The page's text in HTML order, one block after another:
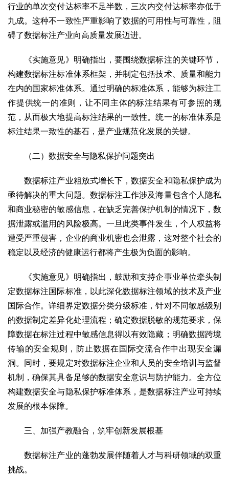
行业的单次交付达标率不足半数，三次内交付达标率亦低于
九成。这种不一致性严重影响了数据的可用性与可靠性，阻
碍了数据标注产业向高质量发展迈进。
《实施意见》明确指出，要围绕数据标注的关键环节，
构建数据标注标准体系框架，并制定包括技术、质量和能力
在内的国家标准体系。通过明确的标准体系，能够为标注工
作提供统一的准则，让不同主体的标注结果有可参照的规
范，从而极大地提高标注结果的一致性。统一的标准体系是
标注结果一致性的基石，是产业规范化发展的关键。
（二）数据安全与隐私保护问题突出
数据标注产业粗放式增长下，数据安全和隐私保护成为
亟待解决的重大问题。数据标注工作涉及海量包含个人隐私
和商业秘密的敏感信息，在缺乏完善保护机制的情况下，数
据泄露或滥用的风险极高。一旦此类事件发生，个人权益将
遭受严重侵害，企业的商业机密也会泄露，这对整个社会的
稳定以及经济的健康运行都将产生极为负面的影响。
《实施意见》明确指出，鼓励和支持企事业单位牵头制
定数据标注国际标准，以此深化数据标注领域的技术及产业
国际合作。详细界定数据分类分级标准，针对不同敏感级别
的数据制定差异化处理流程；确定数据脱敏的规范要求，保
障数据在标注过程中敏感信息得以有效隐藏；明确数据跨境
传输的安全规则，防止数据在国际交流合作中出现安全漏
洞。同时，要规定对数据标注企业和人员的安全培训与监督
机制，确保其具备足够的数据安全意识与防护能力。全方位
构建数据安全与隐私保护标准体系，是数据标注产业可持续
发展的根本保障。
三、加强产教融合，筑牢创新发展根基
数据标注产业的蓬勃发展伴随着人才与科研领域的双重
挑战。